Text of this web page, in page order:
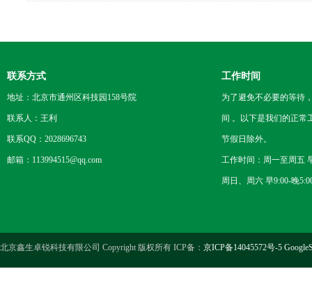
联系方式
地址：北京市通州区科技园158号院
联系人：王利
联系QQ：2028696743
邮箱：113994515@qq.com
工作时间
为了避免不必要的等待
间 。以下是我们的正常
节假日除外。
工作时间：周一至周五
周日、周六 早9:00-晚
北京鑫生卓锐科技有限公司 Copyright 版权所有 ICP备： 京ICP备14045572号-5